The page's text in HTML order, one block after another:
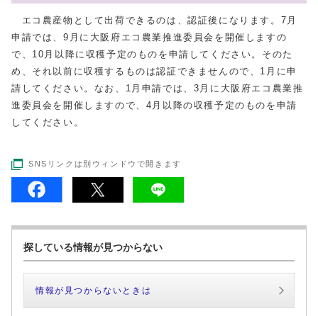
エコ農産物として出荷できるのは、認証後になります。7月
申請では、9月に大阪府エコ農業推進委員会を開催しますの
で、10月以降に収穫予定のものを申請してください。そのた
め、それ以前に収穫するものは認証できませんので、1月に申
請してください。なお、1月申請では、3月に大阪府エコ農業推
進委員会を開催しますので、4月以降の収穫予定のものを申請
してください。
SNSリンクは別ウィンドウで開きます
探している情報が見つからない
情報が見つからないときは